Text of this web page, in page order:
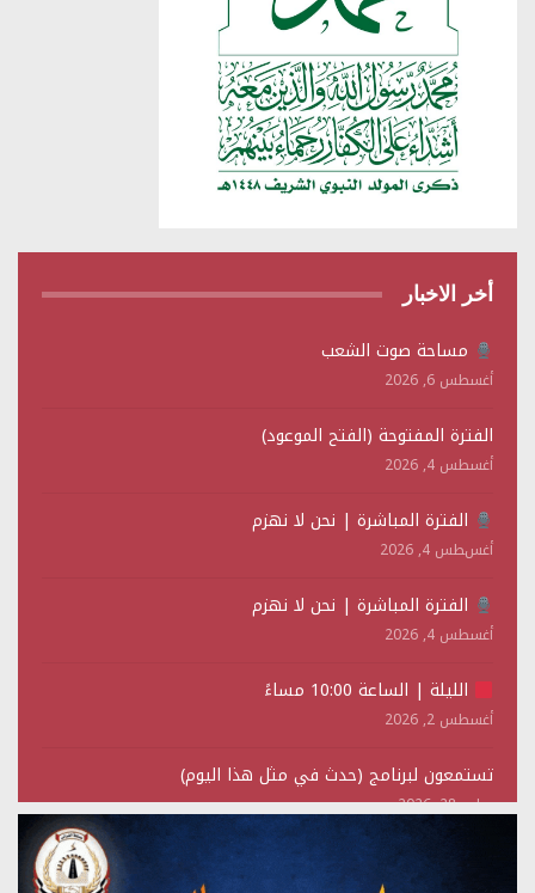
أخر الاخبار
مساحة صوت الشعب
أغسطس 6, 2026
الفترة المفتوحة (الفتح الموعود)
أغسطس 4, 2026
الفترة المباشرة | نحن لا نهزم
أغسطس 4, 2026
الفترة المباشرة | نحن لا نهزم
أغسطس 4, 2026
الليلة | الساعة 10:00 مساءً
أغسطس 2, 2026
تستمعون لبرنامج (حدث في مثل هذا اليوم)
يوليو 28, 2026
(نحن لا نهزم) بث مباشر